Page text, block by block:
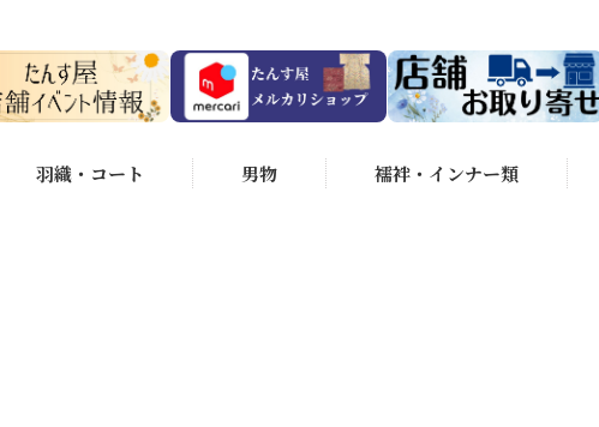
羽織・コート 男物 襦袢・インナー類
～
状態ランク（選べるのは1つです）
状態ランクC
状態ランクD
並び順